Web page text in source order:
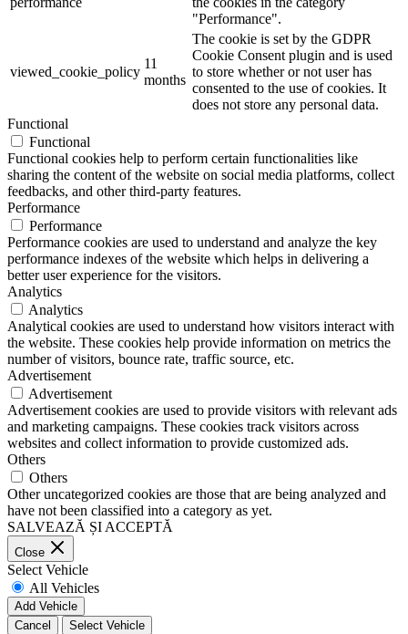
"Performance".
viewed_cookie_policy
11
months
The cookie is set by the GDPR
Cookie Consent plugin and is used
to store whether or not user has
consented to the use of cookies. It
does not store any personal data.
Functional
Functional
Functional cookies help to perform certain functionalities like
sharing the content of the website on social media platforms, collect
feedbacks, and other third-party features.
Performance
Performance
Performance cookies are used to understand and analyze the key
performance indexes of the website which helps in delivering a
better user experience for the visitors.
Analytics
Analytics
Analytical cookies are used to understand how visitors interact with
the website. These cookies help provide information on metrics the
number of visitors, bounce rate, traffic source, etc.
Advertisement
Advertisement
Advertisement cookies are used to provide visitors with relevant ads
and marketing campaigns. These cookies track visitors across
websites and collect information to provide customized ads.
Others
Others
Other uncategorized cookies are those that are being analyzed and
have not been classified into a category as yet.
SALVEAZĂ ȘI ACCEPTĂ
Close
Select Vehicle
All Vehicles
Add Vehicle
Cancel
Select Vehicle